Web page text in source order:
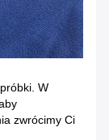
W
zwrócimy Ci